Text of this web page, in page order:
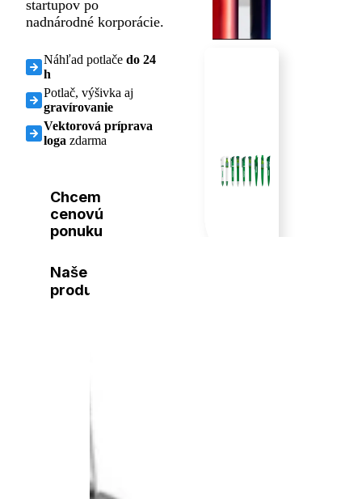
startupov po
nadnárodné korporácie.
Náhľad potlačedo 24
h
Potlač, výšivka aj
gravírovanie
Vektorová príprava
loga zdarma
Chcem
cenovú
ponuku
Naše
produkty